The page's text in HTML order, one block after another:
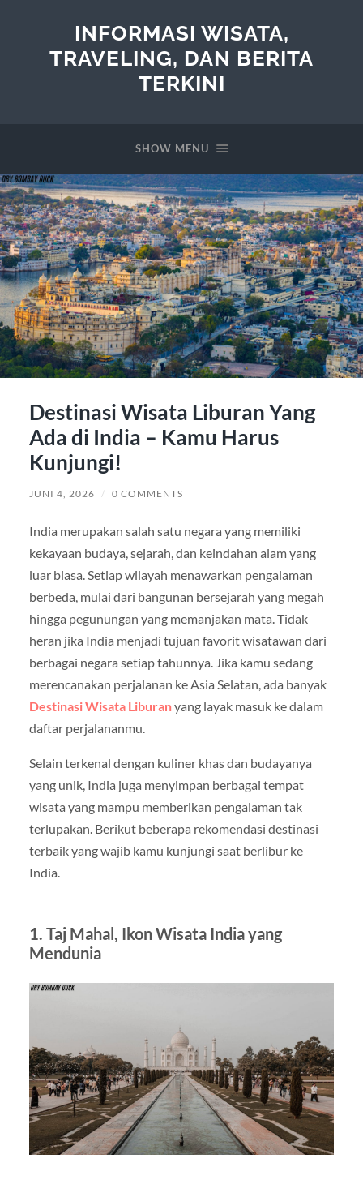
INFORMASI WISATA,
TRAVELING, DAN BERITA
TERKINI
SHOW MENU
Destinasi Wisata Liburan Yang
Ada di India – Kamu Harus
Kunjungi!
JUNI 4, 2026 / 0 COMMENTS
India merupakan salah satu negara yang memiliki
kekayaan budaya, sejarah, dan keindahan alam yang
luar biasa. Setiap wilayah menawarkan pengalaman
berbeda, mulai dari bangunan bersejarah yang megah
hingga pegunungan yang memanjakan mata. Tidak
heran jika India menjadi tujuan favorit wisatawan dari
berbagai negara setiap tahunnya. Jika kamu sedang
merencanakan perjalanan ke Asia Selatan, ada banyak
Destinasi Wisata Liburanyang layak masuk ke dalam
daftar perjalananmu.
Selain terkenal dengan kuliner khas dan budayanya
yang unik, India juga menyimpan berbagai tempat
wisata yang mampu memberikan pengalaman tak
terlupakan. Berikut beberapa rekomendasi destinasi
terbaik yang wajib kamu kunjungi saat berlibur ke
India.
1. Taj Mahal, Ikon Wisata India yang
Mendunia